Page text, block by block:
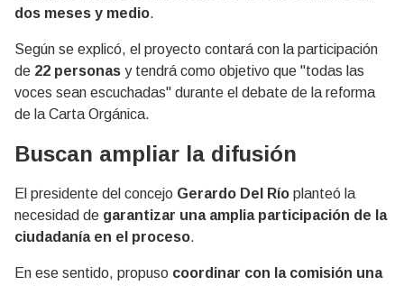
dos meses y medio.
Según se explicó, el proyecto contará con la participación
de 22 personas y tendrá como objetivo que "todas las
voces sean escuchadas" durante el debate de la reforma
de la Carta Orgánica.
Buscan ampliar la difusión
El presidente del concejo Gerardo Del Río planteó la
necesidad de garantizar una amplia participación de la
ciudadanía en el proceso.
En ese sentido, propuso coordinar con la comisión una